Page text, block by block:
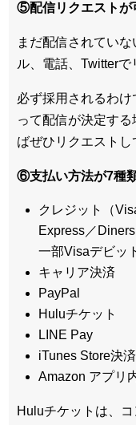
⑤配信リクエストが
まだ配信されていな
ル、電話、Twitterで
必ず採用されるわ
って配信が決定す
ばぜひリクエストし
⑥支払い方法が7種
クレジット（
Express／Diners
一部Visaデビッ
キャリア決済
PayPal
Huluチケット
LINE Pay
iTunes Store決済
Amazon アプリ
Huluチケットは、